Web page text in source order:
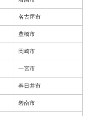
名古屋市
豊橋市
岡崎市
一宮市
春日井市
碧南市